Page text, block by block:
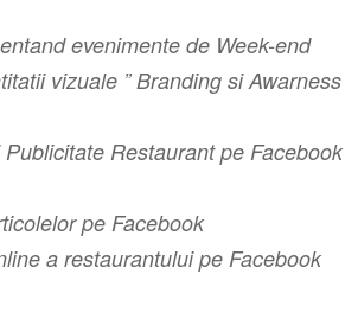
evenimente de Week-end
vizuale ” Branding si Awarness
Restaurant pe Facebook
pe Facebook
a restaurantului pe Facebook